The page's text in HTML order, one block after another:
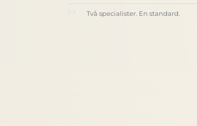
Två specialister. En standard.